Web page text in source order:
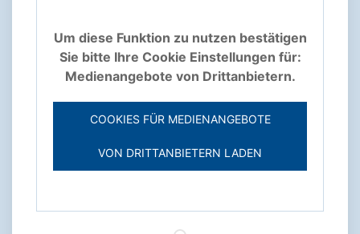
Um diese Funktion zu nutzen bestätigen
Sie bitte Ihre Cookie Einstellungen für:
Medienangebote von Drittanbietern.
COOKIES FÜR MEDIENANGEBOTE
VON DRITTANBIETERN LADEN